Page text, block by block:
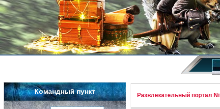
Командный пункт Развлекательный портал